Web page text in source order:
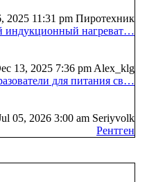
2025 11:31 pm Пиротехник
индукционный нагреват…
13, 2025 7:36 pm Alex_klg
для питания св…
05, 2026 3:00 am Seriyvolk
Рентген